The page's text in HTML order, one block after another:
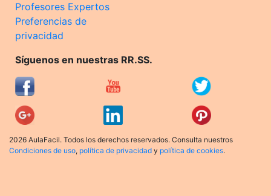
Profesores Expertos
Preferencias de
privacidad
Síguenos en nuestras RR.SS.
2026 AulaFacil. Todos los derechos reservados. Consulta nuestros
Condiciones de uso, política de privacidad y política de cookies.